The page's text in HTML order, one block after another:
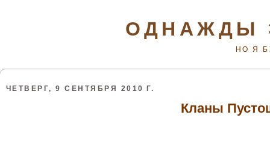
ОДНАЖДЫ
НО Я
ЧЕТВЕРГ, 9 СЕНТЯБРЯ 2010 Г.
Кланы